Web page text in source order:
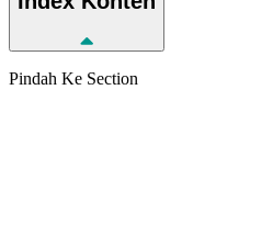
Pindah Ke Section